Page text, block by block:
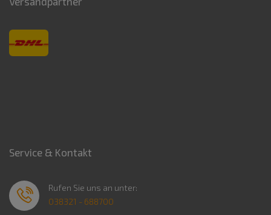
Service & Kontakt
Rufen Sie uns an unter:
038321 - 688700